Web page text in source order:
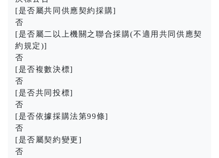
[是否屬共同供應契約採購]
否
[是否屬二以上機關之聯合採購(不適用共同供應契
約規定)]
否
[是否複數決標]
否
[是否共同投標]
否
[是否依據採購法第99條]
否
[是否屬契約變更]
否